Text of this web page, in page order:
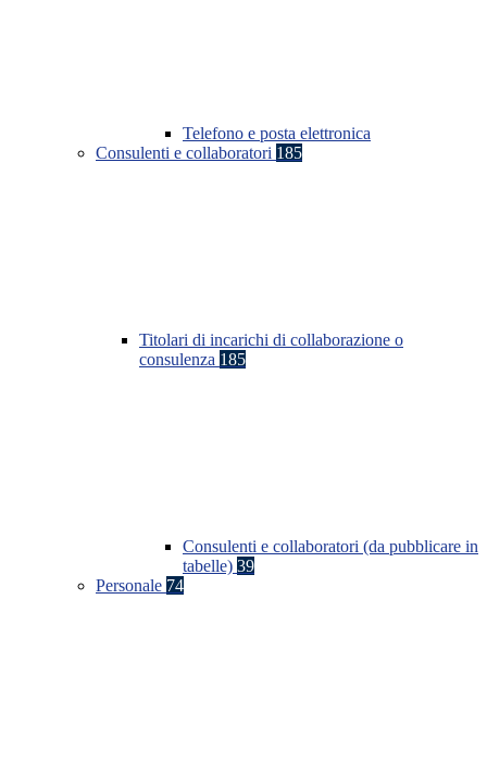
Telefono e posta elettronica
Consulenti e collaboratori 185
Titolari di incarichi di collaborazione o
consulenza 185
Consulenti e collaboratori (da pubblicare in
tabelle) 39
Personale 74